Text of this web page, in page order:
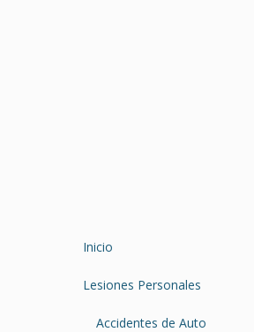
Inicio
Lesiones Personales
Accidentes de Auto